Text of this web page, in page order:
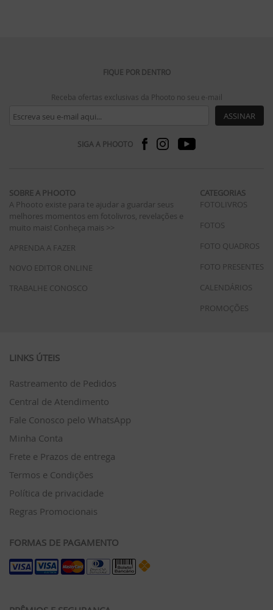
FIQUE POR DENTRO
Receba ofertas exclusivas da Phooto no seu e-mail
ASSINAR
SIGA A PHOOTO
SOBRE A PHOOTO
A Phooto existe para te ajudar a guardar seus
melhores momentos em fotolivros, revelações e
muito mais! Conheça mais >>
APRENDA A FAZER
NOVO EDITOR ONLINE
TRABALHE CONOSCO
CATEGORIAS
FOTOLIVROS
FOTOS
FOTO QUADROS
FOTO PRESENTES
CALENDÁRIOS
PROMOÇÕES
LINKS ÚTEIS
Rastreamento de Pedidos
Central de Atendimento
Fale Conosco pelo WhatsApp
Minha Conta
Frete e Prazos de entrega
Termos e Condições
Política de privacidade
Regras Promocionais
FORMAS DE PAGAMENTO